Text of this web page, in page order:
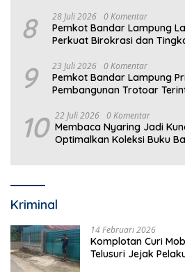
8 28 Juli 2026 0 Komentar
Pemkot Bandar Lampung
Perkuat Birokrasi dan
9 23 Juli 2026 0 Komentar
Pemkot Bandar Lampung
Pembangunan Trotoar
10 22 Juli 2026 0 Komentar
Membaca Nyaring Jadi
Optimalkan Koleksi Buku
Kriminal
14 Februari 2026
Komplotan Curi
Telusuri Jejak